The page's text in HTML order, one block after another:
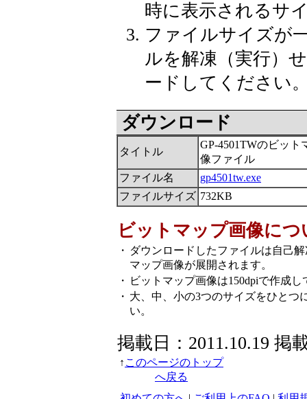
時に表示されるサ
ファイルサイズが
ルを解凍（実行）
ードしてください
ダウンロード
タイトル
GP-4501TWのビット
像ファイル
ファイル名
gp4501tw.exe
ファイルサイズ 732KB
ビットマップ画像につ
・ ダウンロードしたファイルは自己
マップ画像が展開されます。
・
ビットマップ画像は150dpiで作成し
・ 大、中、小の3つのサイズをひとつ
い。
掲載日：2011.10.19 掲
↑ このページのトップ
へ戻る